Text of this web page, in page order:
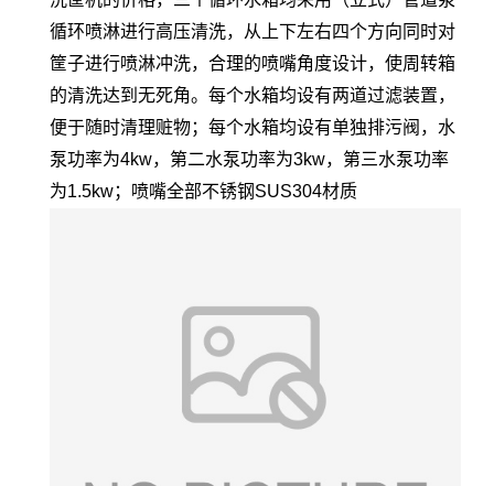
循环喷淋进行高压清洗，从上下左右四个方向同时对
筐子进行喷淋冲洗，合理的喷嘴角度设计，使周转箱
的清洗达到无死角。每个水箱均设有两道过滤装置，
便于随时清理赃物；每个水箱均设有单独排污阀，水
泵功率为4kw，第二水泵功率为3kw，第三水泵功率
为1.5kw；喷嘴全部不锈钢SUS304材质